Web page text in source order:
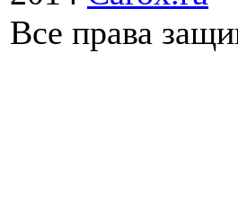
Все права